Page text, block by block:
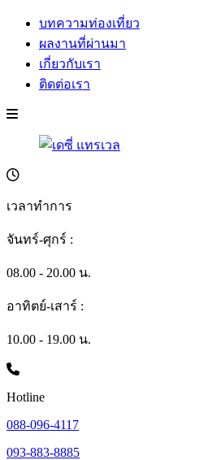
บทความท่องเที่ยว
ผลงานที่ผ่านมา
เกี่ยวกับเรา
ติดต่อเรา
เวลาทำการ
จันทร์-ศุกร์ :
08.00 - 20.00 น.
อาทิตย์-เสาร์ :
10.00 - 19.00 น.
Hotline
088-096-4117
093-883-8885